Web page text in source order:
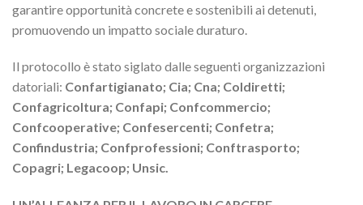
garantire opportunità concrete e sostenibili ai detenuti,
promuovendo un impatto sociale duraturo.
Il protocollo è stato siglato dalle seguenti organizzazioni
datoriali: Confartigianato; Cia; Cna; Coldiretti;
Confagricoltura; Confapi; Confcommercio;
Confcooperative; Confesercenti; Confetra;
Confindustria; Confprofessioni; Conftrasporto;
Copagri; Legacoop; Unsic.